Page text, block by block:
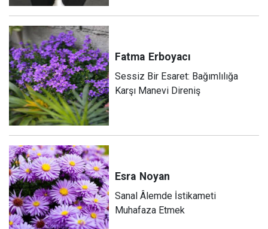
Fatma Erboyacı
Sessiz Bir Esaret: Bağımlılığa
Karşı Manevi Direniş
Esra Noyan
Sanal Âlemde İstikameti
Muhafaza Etmek